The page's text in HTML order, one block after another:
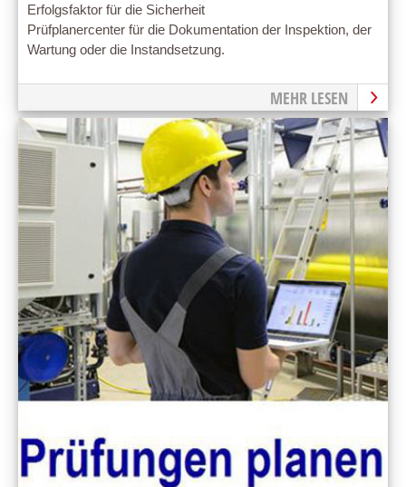
Erfolgsfaktor für die Sicherheit
Prüfplanercenter für die Dokumentation der Inspektion, der
Wartung oder die Instandsetzung.
MEHR LESEN